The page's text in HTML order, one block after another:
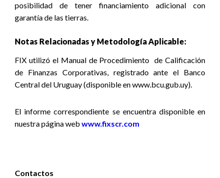
posibilidad de tener financiamiento adicional con
garantía de las tierras.
Notas Relacionadas y Metodología Aplicable:
FIX utilizó el Manual de Procedimiento de Calificación
de Finanzas Corporativas, registrado ante el Banco
Central del Uruguay (disponible enwww.bcu.gub.uy).
El informe correspondiente se encuentra disponible en
nuestra página web www.fixscr.com
Contactos